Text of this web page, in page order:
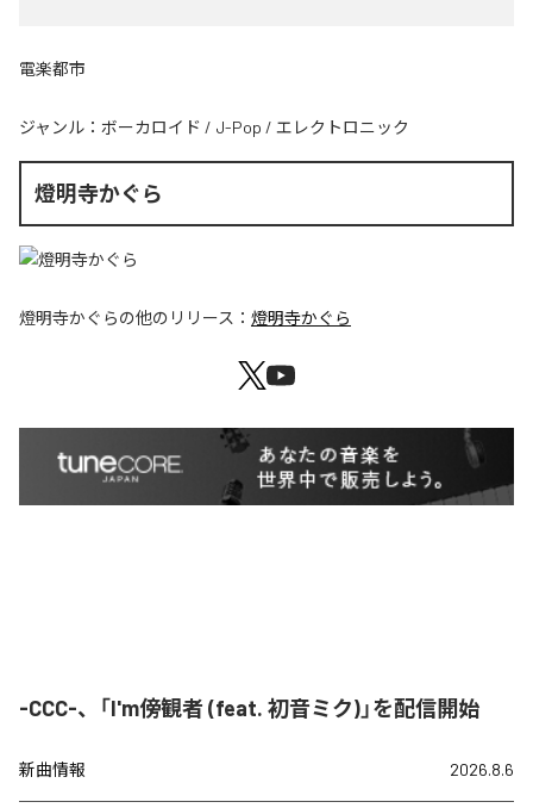
電楽都市
ジャンル： ボーカロイド / J-Pop / エレクトロニック
燈明寺かぐら
燈明寺かぐらの他のリリース： 燈明寺かぐら
-CCC-、「I'm傍観者 (feat. 初音ミク)」を配信開始
新曲情報 2026.8.6